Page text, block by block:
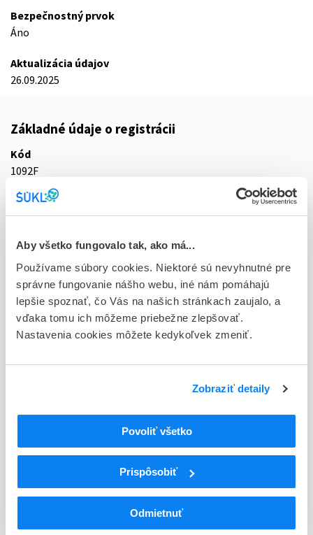
Aby všetko fungovalo tak, ako má...
Používame súbory cookies. Niektoré sú nevyhnutné pre
správne fungovanie nášho webu, iné nám pomáhajú
lepšie spoznať, čo Vás na našich stránkach zaujalo, a
vďaka tomu ich môžeme priebežne zlepšovať.
Nastavenia cookies môžete kedykoľvek zmeniť.
Zobraziť detaily
Povoliť všetko
Prispôsobiť
Odmietnuť
Bezpečnostný prvok
Áno
Aktualizácia údajov
26.09.2025
Základné údaje o registrácii
Kód
1092F
Registračné číslo
07/0269/25-S
Doplnok
sol inf 20x50 ml (liek.inj.skl.)
Stav
R - Aktuálna registrácia
Decentralizovaná
07 - ANALGETICA, ANTIPYRETICA
ATC
Analgetiká